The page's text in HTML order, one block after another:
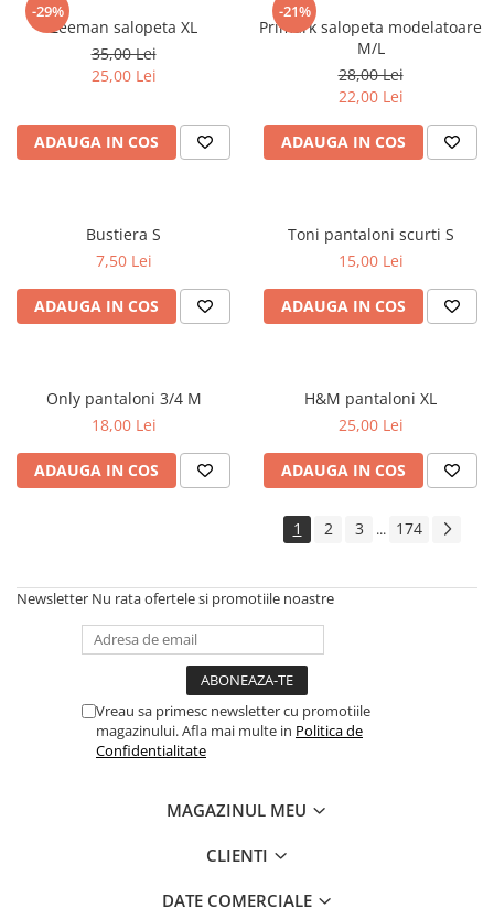
-29%
Zeeman salopeta XL
35,00 Lei
25,00 Lei
ADAUGA IN COS
-21%
Primark salopeta modelatoare
M/L
28,00 Lei
22,00 Lei
ADAUGA IN COS
Bustiera S
7,50 Lei
ADAUGA IN COS
Toni pantaloni scurti S
15,00 Lei
ADAUGA IN COS
Only pantaloni 3/4 M
18,00 Lei
ADAUGA IN COS
H&M pantaloni XL
25,00 Lei
ADAUGA IN COS
1 2 3 ... 174
Newsletter Nu rata ofertele si promotiile noastre
Vreau sa primesc newsletter cu promotiile
magazinului. Afla mai multe in Politica de
Confidentialitate
MAGAZINUL MEU
CLIENTI
DATE COMERCIALE